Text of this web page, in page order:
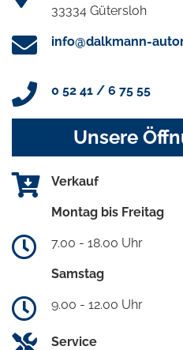
33334 Gütersloh
info@dalkmann-
0 52 41 / 6 75 55
Unsere
Verkauf
Montag bis Freitag
7.00 - 18.00 Uhr
Samstag
9.00 - 12.00 Uhr
Service